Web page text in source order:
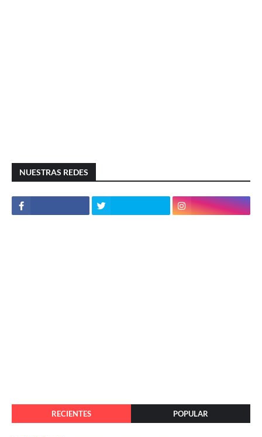
NUESTRAS REDES
RECIENTES POPULAR